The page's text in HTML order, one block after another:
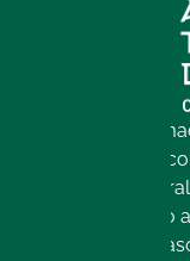
Todas as
conformidade
Conselho
As imagens são
representam